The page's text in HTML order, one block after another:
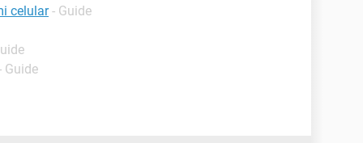
celular - Guide
Guide